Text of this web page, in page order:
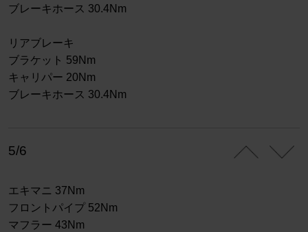
ブレーキホース 30.4Nm
リアブレーキ
ブラケット 59Nm
キャリパー 20Nm
ブレーキホース 30.4Nm
5/6
エキマニ 37Nm
フロントパイプ 52Nm
マフラー 43Nm